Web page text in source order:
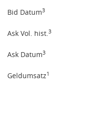
Bid Datum3
Ask Vol. hist.3
Ask Datum3
Geldumsatz1